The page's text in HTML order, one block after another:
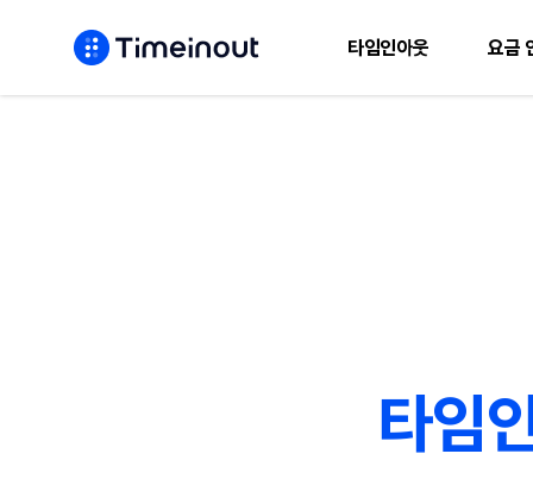
타임인아웃 요금
타임